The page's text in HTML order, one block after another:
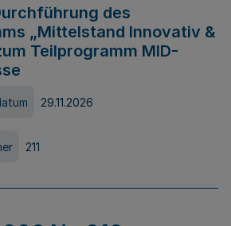
des
„Mittelstand Innovativ &
Teilprogramm MID-
29.11.2026
211